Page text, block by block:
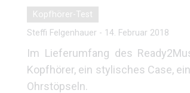
Kopfhörer-Test
Steffi Felgenhauer - 14. Februar 2018
Im Lieferumfang des
Kopfhörer, ein stylisches Case,
Ohrstöpseln.